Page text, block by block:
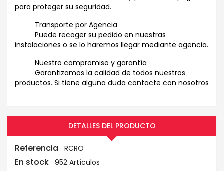
para proteger su seguridad.
Transporte por Agencia
Puede recoger su pedido en nuestras
instalaciones o se lo haremos llegar mediante agencia.
Nuestro compromiso y garantía
Garantizamos la calidad de todos nuestros
productos. Si tiene alguna duda contacte con nosotros
DETALLES DEL PRODUCTO
Referencia RCRO
En stock 952 Artículos